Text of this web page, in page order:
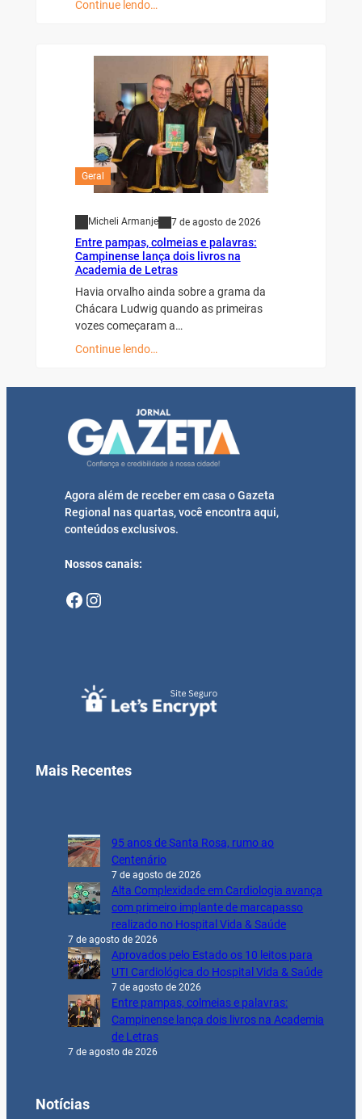
Continue lendo…
Geral
Micheli Armanje 7 de agosto de 2026
Entre pampas, colmeias e palavras:
Campinense lança dois livros na
Academia de Letras
Havia orvalho ainda sobre a grama da
Chácara Ludwig quando as primeiras
vozes começaram a…
Continue lendo…
Agora além de receber em casa o Gazeta
Regional nas quartas, você encontra aqui,
conteúdos exclusivos.
Nossos canais:
Facebook Instagram
Mais Recentes
95 anos de Santa Rosa, rumo ao
Centenário
7 de agosto de 2026
Alta Complexidade em Cardiologia avança
com primeiro implante de marcapasso
realizado no Hospital Vida & Saúde
7 de agosto de 2026
Aprovados pelo Estado os 10 leitos para
UTI Cardiológica do Hospital Vida & Saúde
7 de agosto de 2026
Entre pampas, colmeias e palavras:
Campinense lança dois livros na Academia
de Letras
7 de agosto de 2026
Notícias